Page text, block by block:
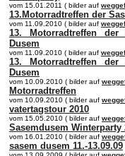
vom 15.01.2011 ( bilder auf
13.Motorradtreffen der
vom 11.09.2010 ( bilder auf
13. Motorradtreffen der
Dusem
vom 11.09.2010 ( bilder auf
13. Motorradtreffen der
Dusem
vom 10.09.2010 ( bilder auf
Motorradtreffen
vom 10.09.2010 ( bilder auf
vatertagstour 2010
vom 15.05.2010 ( bilder auf
Sasemdusem Winterparty
vom 16.01.2010 ( bilder auf
sasem dusem 11.-13.09.09